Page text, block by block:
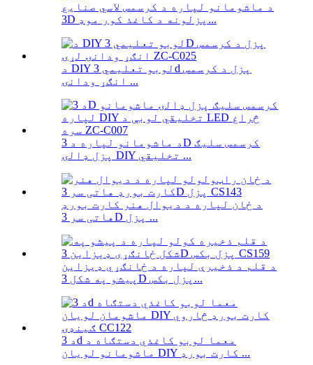
د ماشومانو لپاره د کرسمس لاسي صنایع
3D پزلونه د کاغذ کور موډ...
د DIY لوبو تعلیمي 3d پزل د کرسمس
انګړ ودانۍ ...
د ماشومانو لپاره د 3D کرسمس سلیګ
پزل ډالۍ DIY تخلیقي ...
د ځان لپاره د دیوال هنر کارت بورډ
هاتی سر 3D پزل ...
د قلم د ذخیرې لپاره د ځانګړي ډیزاین
پیشو په شکل 3D پزل بکس...
د 3d معما لوبو کاغذي دستګاه د
ماشومانو لویان DIY کارت بورډ ...